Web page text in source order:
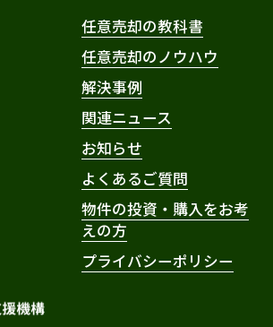
任意売却の教科書
任意売却のノウハウ
解決事例
関連ニュース
お知らせ
よくあるご質問
物件の投資・購入をお考
えの方
プライバシーポリシー